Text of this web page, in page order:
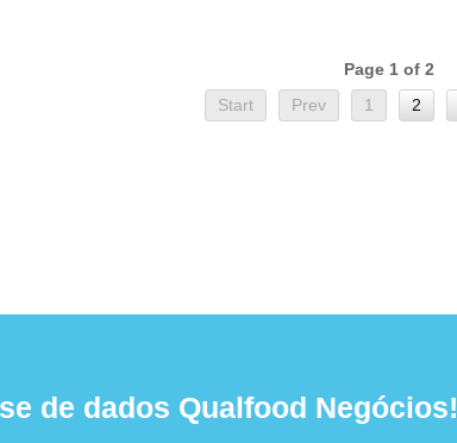
Page 1 of 2
Start
Prev 1 2
de dados Qualfood Negócios!